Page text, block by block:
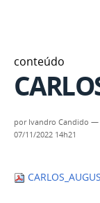
conteúdo
por Ivandro Candido —
07/11/2022 14h21